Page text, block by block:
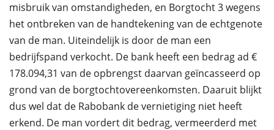
misbruik van omstandigheden, en Borgtocht 3 wegens
het ontbreken van de handtekening van de echtgenote
van de man. Uiteindelijk is door de man een
bedrijfspand verkocht. De bank heeft een bedrag ad €
178.094,31 van de opbrengst daarvan geïncasseerd op
grond van de borgtochtovereenkomsten. Daaruit blijkt
dus wel dat de Rabobank de vernietiging niet heeft
erkend. De man vordert dit bedrag, vermeerderd met